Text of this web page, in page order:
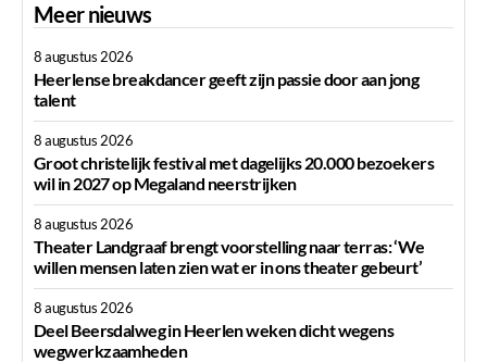
Meer nieuws
8 augustus 2026
Heerlense breakdancer geeft zijn passie door aan jong
talent
8 augustus 2026
Groot christelijk festival met dagelijks 20.000 bezoekers
wil in 2027 op Megaland neerstrijken
8 augustus 2026
Theater Landgraaf brengt voorstelling naar terras: ‘We
willen mensen laten zien wat er in ons theater gebeurt’
8 augustus 2026
Deel Beersdalweg in Heerlen weken dicht wegens
wegwerkzaamheden